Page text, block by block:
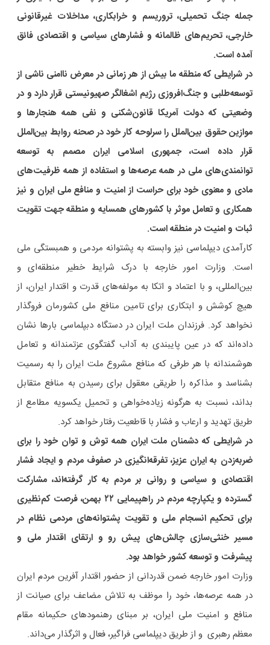
جمله جنگ تحمیلی، تروریسم و خرابکاری، مداخلات غیرقانونی
خارجی، تحریم‌های ظالمانه و فشارهای سیاسی و اقتصادی فائق
آمده است.
در شرایطی که منطقه ما بیش از هر زمانی در معرض ناامنی ناشی از
توسعه‌طلبی و جنگ‌افروزی رژیم اشغالگر صهیونیستی قرار دارد و در
وضعیتی که دولت آمریکا قانون‌شکنی و نفی همه هنجارها و
موازین حقوق بین‌الملل را سرلوحه کار خود در صحنه روابط بین‌الملل
قرار داده است، جمهوری اسلامی ایران مصمم به توسعه
توانمندی‌های ملی در همه عرصه‌ها و استفاده از همه ظرفیت‌های
مادی و معنوی خود برای حراست از امنیت و منافع ملی ایران و نیز
همکاری و تعامل موثر با کشورهای همسایه و منطقه جهت تقویت
ثبات و امنیت در منطقه است.
کارآمدی دیپلماسی نیز وابسته به پشتوانه مردمی و همبستگی ملی
است. وزارت امور خارجه با درک شرایط خطیر منطقه‌ای و
بین‌المللی، و با اعتماد و اتکا به مولفه‌های قدرت و اقتدار ایران، از
هیچ کوشش و ابتکاری برای تامین منافع ملی کشورمان فروگذار
نخواهد کرد. فرزندان ملت ایران در دستگاه دبپلماسی بارها نشان
داده‌اند که در عین پایبندی به آداب گفتگوی عزتمندانه و تعامل
هوشمندانه با هر طرفی که منافع مشروع ملت ایران را به رسمیت
بشناسد و مذاکره را طریقی معقول برای رسیدن به منافع متقابل
بداند، نسبت به هرگونه زیاده‌خواهی و تحمیل یکسویه مطامع از
طریق تهدید و ارعاب و فشار با قاطعیت رفتار خواهد کرد.
در شرایطی که دشمنان ملت ایران همه توش و توان خود را برای
ضربه‌زدن به ایران عزیز، تفرقه‌انگیزی در صفوف مردم و ایجاد فشار
اقتصادی و سیاسی و روانی بر مردم به کار گرفته‌اند، مشارکت
گسترده و یکپارچه مردم در راهپیمایی ۲۲ بهمن، فرصت کم‌نظیری
برای تحکیم انسجام ملی و تقویت پشتوانه‌های مردمی نظام در
مسیر خنثی‌سازی چالش‌های پیش رو و ارتقای اقتدار ملی و
پیشرفت و توسعه کشور خواهد بود.
وزارت امور خارجه ضمن قدردانی از حضور اقتدار آفرین مردم ایران
در همه عرصه‌ها، خود را موظف به تلاش مضاعف برای صیانت از
منافع و امنیت ملی ایران، بر مبنای رهنمودهای حکیمانه مقام
معظم رهبری و از طریق دیپلماسی فراگیر، فعال و اثرگذار می‌داند.